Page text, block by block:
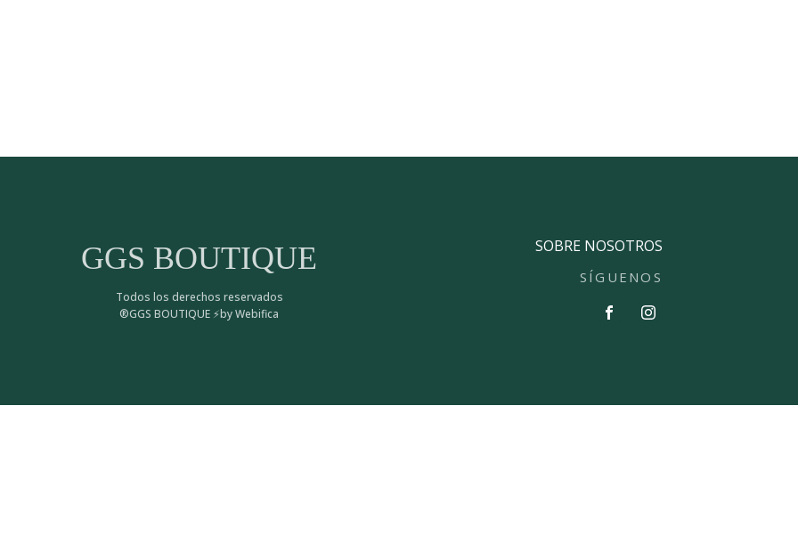
GGS BOUTIQUE
Todos los derechos reservados
®GGS BOUTIQUE ⚡by Webifica
SOBRE NOSOTROS
SÍGUENOS